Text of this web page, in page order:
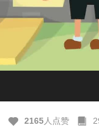
2165人点赞